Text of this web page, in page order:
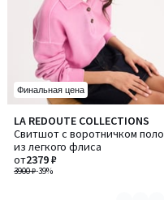
Финальная цена
LA REDOUTE COLLECTIONS
Свитшот с воротничком поло
из легкого флиса
3900 ₽-39%
от2379 ₽
Количество
цветов:
2